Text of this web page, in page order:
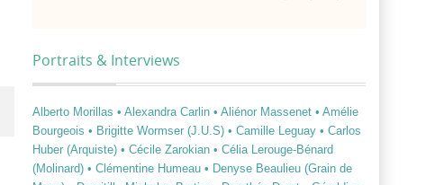
Portraits & Interviews
Alberto Morillas • Alexandra Carlin • Aliénor Massenet • Amélie
Bourgeois • Brigitte Wormser (J.U.S) • Camille Leguay • Carlos
Huber (Arquiste) • Cécile Zarokian • Célia Lerouge-Bénard
(Molinard) • Clémentine Humeau • Denyse Beaulieu (Grain de